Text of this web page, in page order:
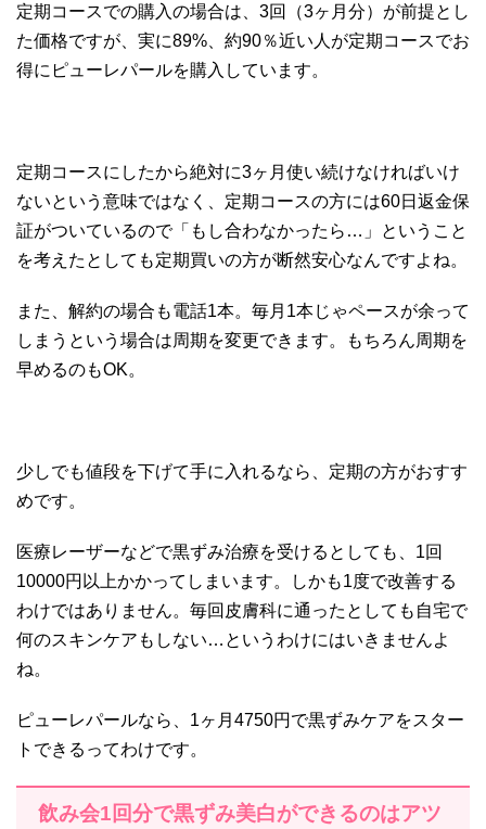
定期コースでの購入の場合は、3回（3ヶ月分）が前提とし
た価格ですが、実に89%、約90％近い人が定期コースでお
得にピューレパールを購入しています。
定期コースにしたから絶対に3ヶ月使い続けなければいけ
ないという意味ではなく、定期コースの方には60日返金保
証がついているので「もし合わなかったら…」ということ
を考えたとしても定期買いの方が断然安心なんですよね。
また、解約の場合も電話1本。毎月1本じゃペースが余って
しまうという場合は周期を変更できます。もちろん周期を
早めるのもOK。
少しでも値段を下げて手に入れるなら、定期の方がおすす
めです。
医療レーザーなどで黒ずみ治療を受けるとしても、1回
10000円以上かかってしまいます。しかも1度で改善する
わけではありません。毎回皮膚科に通ったとしても自宅で
何のスキンケアもしない…というわけにはいきませんよ
ね。
ピューレパールなら、1ヶ月4750円で黒ずみケアをスター
トできるってわけです。
飲み会1回分で黒ずみ美白ができるのはアツ